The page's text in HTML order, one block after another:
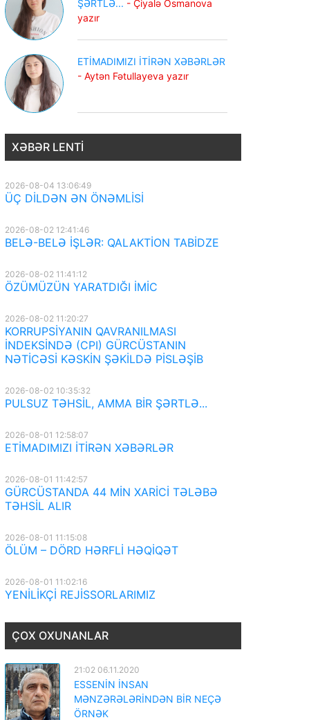
ŞƏRTLƏ... - Çiyalə Osmanova
yazır
ETİMADIMIZI İTİRƏN XƏBƏRLƏR
- Aytən Fətullayeva yazır
XƏBƏR LENTI
2026-08-04 13:06:49
ÜÇ DİLDƏN ƏN ÖNƏMLİSİ
2026-08-02 12:41:46
BELƏ-BELƏ İŞLƏR: QALAKTİON TABİDZE
2026-08-02 11:41:12
ÖZÜMÜZÜN YARATDIĞI İMİC
2026-08-02 11:20:27
KORRUPSİYANIN QAVRANILMASI
İNDEKSİNDƏ (CPI) GÜRCÜSTANIN
NƏTİCƏSİ KƏSKİN ŞƏKİLDƏ PİSLƏŞİB
2026-08-02 10:35:32
PULSUZ TƏHSİL, AMMA BİR ŞƏRTLƏ...
2026-08-01 12:58:07
ETİMADIMIZI İTİRƏN XƏBƏRLƏR
2026-08-01 11:42:57
GÜRCÜSTANDA 44 MİN XARİCİ TƏLƏBƏ
TƏHSİL ALIR
2026-08-01 11:15:08
ÖLÜM – DÖRD HƏRFLİ HƏQİQƏT
2026-08-01 11:02:16
YENİLİKÇİ REJİSSORLARIMIZ
ÇOX OXUNANLAR
21:02 06.11.2020
ESSENİN İNSAN
MƏNZƏRƏLƏRİNDƏN BİR NEÇƏ
ÖRNƏK